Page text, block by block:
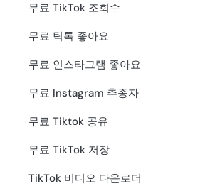
무료 TikTok 조회수
무료 틱톡 좋아요
무료 인스타그램 좋아요
무료 Instagram 추종자
무료 Tiktok 공유
무료 TikTok 저장
TikTok 비디오 다운로더